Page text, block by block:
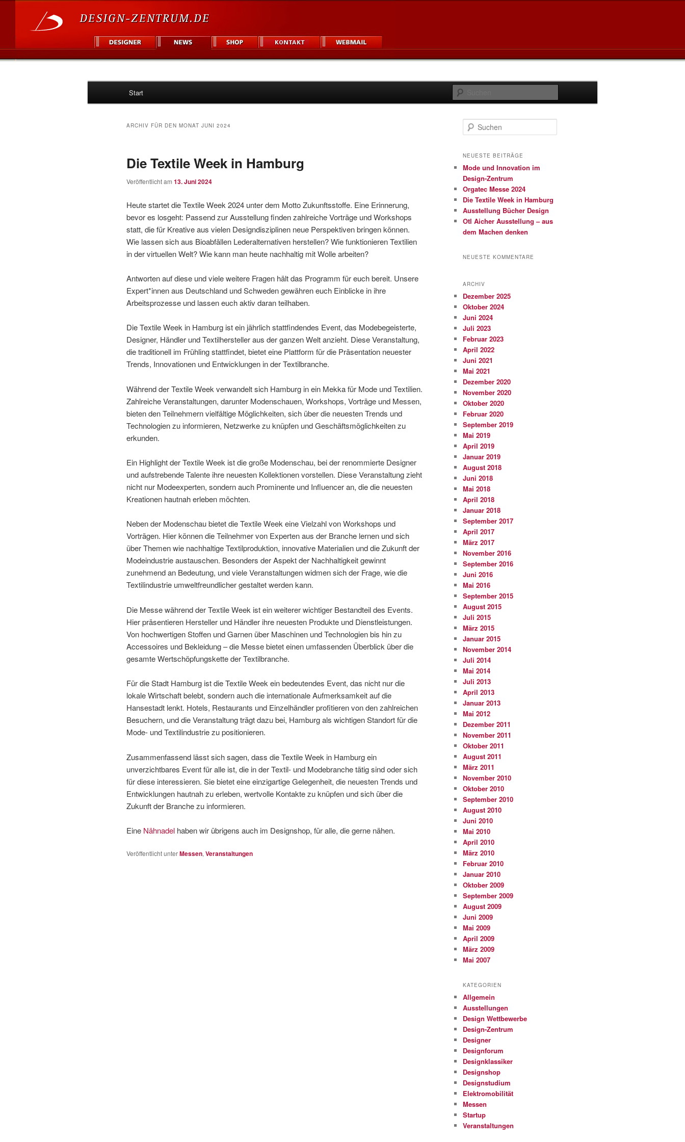
Design Zentrum
Zum
Zum
wechseln
Start
ARCHIV FÜR DEN MONAT JUNI 2024
Die Textile Week in Hamburg
Veröffentlicht am 13. Juni 2024
Heute startet die Textile Week 2024 unter dem Motto Zukunftsstoffe. Eine Erinnerung,
bevor es losgeht: Passend zur Ausstellung finden zahlreiche Vorträge und Workshops
statt, die für Kreative aus vielen Designdisziplinen neue Perspektiven bringen können.
Wie lassen sich aus Bioabfällen Lederalternativen herstellen? Wie funktionieren Textilien
in der virtuellen Welt? Wie kann man heute nachhaltig mit Wolle arbeiten?
Antworten auf diese und viele weitere Fragen hält das Programm für euch bereit. Unsere
Expert*innen aus Deutschland und Schweden gewähren euch Einblicke in ihre
Arbeitsprozesse und lassen euch aktiv daran teilhaben.
Die Textile Week in Hamburg ist ein jährlich stattfindendes Event, das Modebegeisterte,
Designer, Händler und Textilhersteller aus der ganzen Welt anzieht. Diese Veranstaltung,
die traditionell im Frühling stattfindet, bietet eine Plattform für die Präsentation neuester
Trends, Innovationen und Entwicklungen in der Textilbranche.
Während der Textile Week verwandelt sich Hamburg in ein Mekka für Mode und Textilien.
Zahlreiche Veranstaltungen, darunter Modenschauen, Workshops, Vorträge und Messen,
bieten den Teilnehmern vielfältige Möglichkeiten, sich über die neuesten Trends und
Technologien zu informieren, Netzwerke zu knüpfen und Geschäftsmöglichkeiten zu
erkunden.
Ein Highlight der Textile Week ist die große Modenschau, bei der renommierte Designer
und aufstrebende Talente ihre neuesten Kollektionen vorstellen. Diese Veranstaltung zieht
nicht nur Modeexperten, sondern auch Prominente und Influencer an, die die neuesten
Kreationen hautnah erleben möchten.
Neben der Modenschau bietet die Textile Week eine Vielzahl von Workshops und
Vorträgen. Hier können die Teilnehmer von Experten aus der Branche lernen und sich
über Themen wie nachhaltige Textilproduktion, innovative Materialien und die Zukunft der
Modeindustrie austauschen. Besonders der Aspekt der Nachhaltigkeit gewinnt
zunehmend an Bedeutung, und viele Veranstaltungen widmen sich der Frage, wie die
Textilindustrie umweltfreundlicher gestaltet werden kann.
Die Messe während der Textile Week ist ein weiterer wichtiger Bestandteil des Events.
Hier präsentieren Hersteller und Händler ihre neuesten Produkte und Dienstleistungen.
Von hochwertigen Stoffen und Garnen über Maschinen und Technologien bis hin zu
Accessoires und Bekleidung – die Messe bietet einen umfassenden Überblick über die
gesamte Wertschöpfungskette der Textilbranche.
Für die Stadt Hamburg ist die Textile Week ein bedeutendes Event, das nicht nur die
lokale Wirtschaft belebt, sondern auch die internationale Aufmerksamkeit auf die
Hansestadt lenkt. Hotels, Restaurants und Einzelhändler profitieren von den zahlreichen
Besuchern, und die Veranstaltung trägt dazu bei, Hamburg als wichtigen Standort für die
Mode- und Textilindustrie zu positionieren.
Zusammenfassend lässt sich sagen, dass die Textile Week in Hamburg ein
unverzichtbares Event für alle ist, die in der Textil- und Modebranche tätig sind oder sich
für diese interessieren. Sie bietet eine einzigartige Gelegenheit, die neuesten Trends und
Entwicklungen hautnah zu erleben, wertvolle Kontakte zu knüpfen und sich über die
Zukunft der Branche zu informieren.
Eine Nähnadel haben wir übrigens auch im Designshop, für alle, die gerne nähen.
Veröffentlicht unterMessen, Veranstaltungen
u
h
n
NEUESTE BEITRÄGE
Mode und Innovation im
Design-Zentrum
Orgatec Messe 2024
Die Textile Week in Hamburg
Ausstellung Bücher Design
Otl Aicher Ausstellung – aus
dem Machen denken
NEUESTE KOMMENTARE
ARCHIV
Dezember 2025
Oktober 2024
Juni 2024
Juli 2023
Februar 2023
April 2022
Juni 2021
Mai 2021
Dezember 2020
November 2020
Oktober 2020
Februar 2020
September 2019
Mai 2019
April 2019
Januar 2019
August 2018
Juni 2018
Mai 2018
April 2018
Januar 2018
September 2017
April 2017
März 2017
November 2016
September 2016
Juni 2016
Mai 2016
September 2015
August 2015
Juli 2015
März 2015
Januar 2015
November 2014
Juli 2014
Mai 2014
Juli 2013
April 2013
Januar 2013
Mai 2012
Dezember 2011
November 2011
Oktober 2011
August 2011
März 2011
November 2010
Oktober 2010
September 2010
August 2010
Juni 2010
Mai 2010
April 2010
März 2010
Februar 2010
Januar 2010
Oktober 2009
September 2009
August 2009
Juni 2009
Mai 2009
April 2009
März 2009
Mai 2007
KATEGORIEN
Allgemein
Ausstellungen
Design Wettbewerbe
Design-Zentrum
Designer
Designforum
Designklassiker
Designshop
Designstudium
Elektromobilität
Messen
Startup
Veranstaltungen